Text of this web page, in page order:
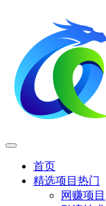
首页
精选项目 热门
网赚项目